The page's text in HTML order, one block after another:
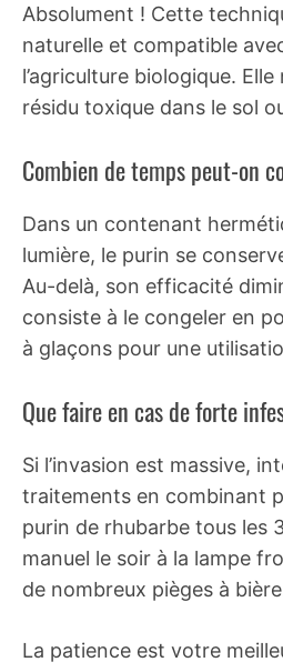
Absolument ! Cette
naturelle et compatible
l’agriculture biologique. Elle
résidu toxique dans le sol
Combien de temps peut-on
Dans un contenant
lumière, le purin se
Au-delà, son efficacité
consiste à le congeler en
à glaçons pour une
Que faire en cas de forte
Si l’invasion est massive,
traitements en combinant
purin de rhubarbe tous les
manuel le soir à la lampe
de nombreux pièges à
La patience est votre